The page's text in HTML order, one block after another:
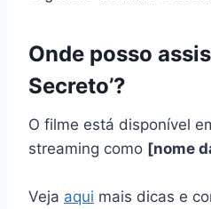
Onde posso
Secreto’?
O filme está disponível
streaming como [nome
Veja aqui mais dicas e